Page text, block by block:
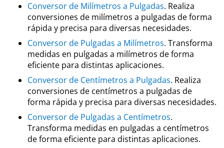
Conversor de Milímetros a Pulgadas. Realiza
conversiones de milímetros a pulgadas de forma
rápida y precisa para diversas necesidades.
Conversor de Pulgadas a Milímetros. Transforma
medidas en pulgadas a milímetros de forma
eficiente para distintas aplicaciones.
Conversor de Centímetros a Pulgadas. Realiza
conversiones de centímetros a pulgadas de
forma rápida y precisa para diversas necesidades.
Conversor de Pulgadas a Centímetros.
Transforma medidas en pulgadas a centímetros
de forma eficiente para distintas aplicaciones.